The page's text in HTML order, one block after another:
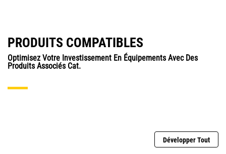
PRODUITS COMPATIBLES
Optimisez Votre Investissement En Équipements Avec Des
Produits Associés Cat.
Développer Tout